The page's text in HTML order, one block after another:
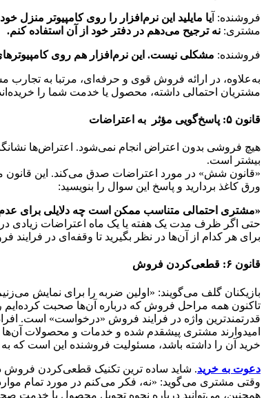
فروشنده: آ یا مایلید این نرم‌افزار را روی کامپیوتر منزل
مشتری: نه ترجیح می‌دهم در دفتر خود از آن استفاده کنم.
فروشنده: مشکلی نیست. این نرم‌افزار هم روی
به‌علاوه، در ارائه فروش قوی و حرفه‌ای، مرتبا به تجارب
مشتریان احتمالی داشته‌، محصول یا خدمت شما را
قانون ۵: پاسخ‌گویی مؤثر به اعتراضات
هیچ فروشی بدون اعتراض انجام نمی‌شود. اعتراض‌ها
بیشتر است.
«قانون شش» در مورد اعتراضات صدق می‌کند. این قانون
ورق کاغذ بردارید و پاسخ این سوال را بنویسید:
«مشتری احتمالی متناسب ممکن است چه دلایلی برای
حتی اگر ظرف مدت یک هفته یا یک ماه اعتراضات زیادی
برای هر کدام از آن‌ها در نظر بگیرید تا وقفه‌ای در فرایند
قانون ۶: قطعی‌کردن فروش
بازیکنان گلف می‌‌گویند: «اولین ضربه را برای نمایش
تاکنون همه مراحل فروش که درباره آن‌ها صحبت کرده‌ایم
قدرتمندترین واژه در فرایند فروش «درخواست» است.
امیدوارند مشتری پیشقدم شده و خدمات و محصولات آن‌ها
خرید آن را داشته باشد، مسئولیت فروشنده این است که
دعوت به خرید. شاید ساده ترین تکنیک قطعی‌کردن فروش
وقتی مشتری می‌گوید: «نه، فکر می‌کنم در مورد تمام
همچنین، می‌توانید درباره نحوه تحویل محصول یا خدمت